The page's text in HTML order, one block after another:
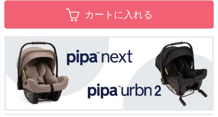
カートに入れる